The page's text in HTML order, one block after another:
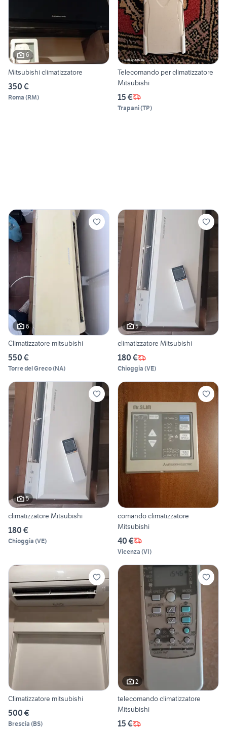
6
Mitsubishi climatizzatore
350 €
Roma (RM)
Telecomando per climatizzatore
Mitsubishi
15 €
Trapani(TP)
6
Climatizzatore mitsubishi
550 €
Torre del Greco(NA)
5
climatizzatore Mitsubishi
180 €
Chioggia (VE)
5
climatizzatore Mitsubishi
180 €
Chioggia (VE)
comando climatizzatore
Mitsubishi
40 €
Vicenza (VI)
Climatizzatore mitsubishi
500 €
Brescia (BS)
2
telecomando climatizzatore
Mitsubishi
15 €